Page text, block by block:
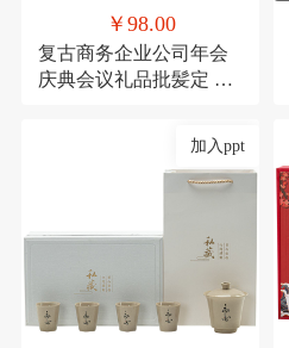
￥98.00
复古商务企业公司年会
庆典会议礼品批髪定 制
加入ppt